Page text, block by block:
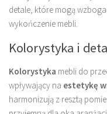
detale, które mogą
wykończenie mebli.
Kolorystyka i
Kolorystyka mebli do
wpływający na estetykę
harmonizują z resztą